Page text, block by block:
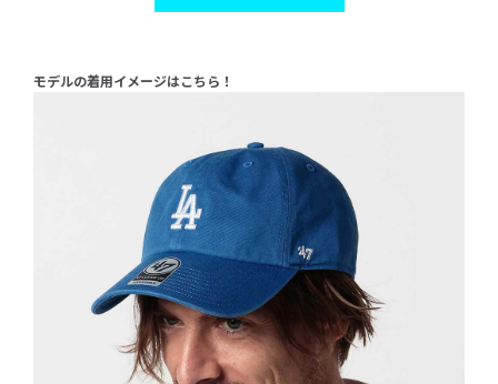
モデルの着用イメージはこちら！